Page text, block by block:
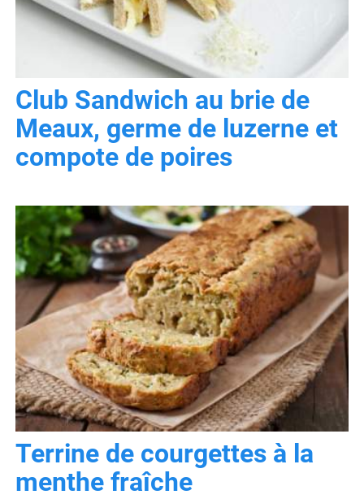
Club Sandwich au brie de
Meaux, germe de luzerne et
compote de poires
Terrine de courgettes à la
menthe fraîche